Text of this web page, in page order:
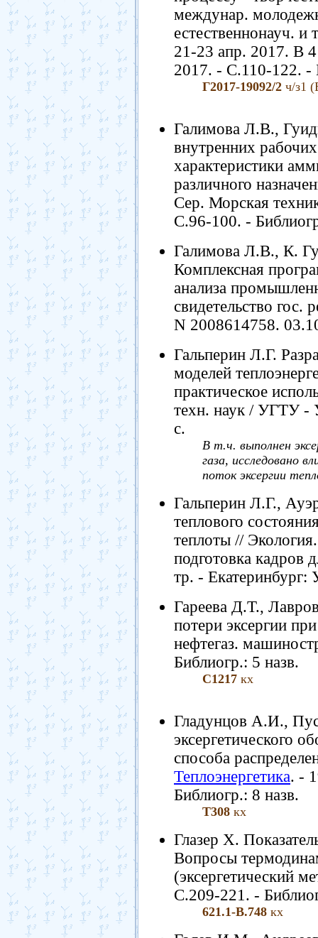
междунар.
естественнонауч.
21-23 апр. 2017. В
2017. - С.110-122. -
Г2017-19092/2 ч/з1
Галимова Л.В.,
внутренних
характеристики
различного
Сер. Морская
С.96-100. -
Галимова Л.В., К.
Комплексная
анализа
свидетельство
N 2008614758.
Гальперин Л.Г.
моделей
практическое
техн. наук / УГТУ -
с.
В т.ч. выполнен
газа, исследовано
поток эксергии
Гальперин Л.Г.,
теплового
теплоты //
подготовка кадров
тр. -
Гареева Д.Т.,
потери эксергии
нефтегаз.
Библиогр.: 5 назв.
С1217 кх
Гладунцов А.И.,
эксергетического
способа
Теплоэнергетика. -
Библиогр.: 8 назв.
Т308 кх
Глазер Х.
Вопросы
(эксергетический
С.209-221. -
621.1-В.748 кх